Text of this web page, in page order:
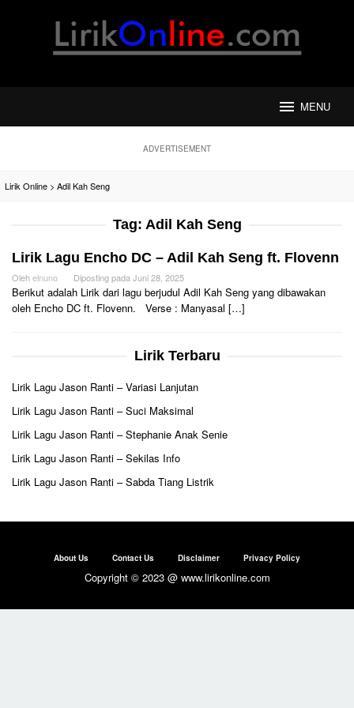
MENU
ADVERTISEMENT
Lirik Online > Adil Kah Seng
Tag: Adil Kah Seng
Lirik Lagu Encho DC – Adil Kah Seng ft. Flovenn
Olehelnuno Diposting pada Juni 28, 2025
Berikut adalah Lirik dari lagu berjudul Adil Kah Seng yang dibawakan
oleh Encho DC ft. Flovenn. Verse : Manyasal […]
Lirik Terbaru
Lirik Lagu Jason Ranti – Variasi Lanjutan
Lirik Lagu Jason Ranti – Suci Maksimal
Lirik Lagu Jason Ranti – Stephanie Anak Senie
Lirik Lagu Jason Ranti – Sekilas Info
Lirik Lagu Jason Ranti – Sabda Tiang Listrik
About Us Contact Us Disclaimer Privacy Policy
Copyright © 2023 @ www.lirikonline.com